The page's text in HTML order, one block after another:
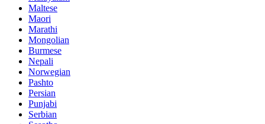
Maltese
Maori
Marathi
Mongolian
Burmese
Nepali
Norwegian
Pashto
Persian
Punjabi
Serbian